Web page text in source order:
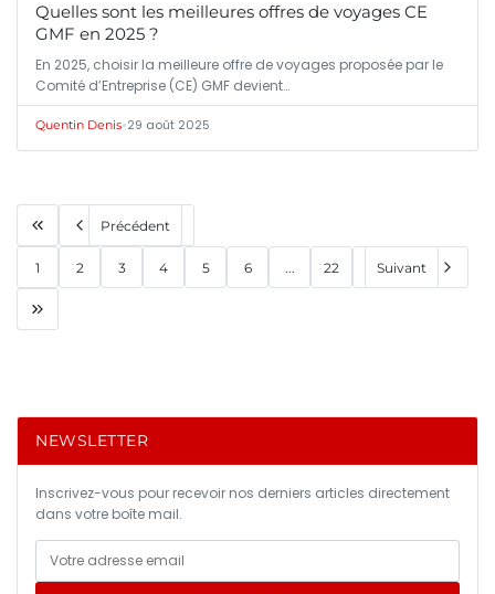
Quelles sont les meilleures offres de voyages CE
GMF en 2025 ?
En 2025, choisir la meilleure offre de voyages proposée par le
Comité d’Entreprise (CE) GMF devient…
Quentin Denis•29 août 2025
Précédent
1 2 3 4 5 6 ... 22 Suivant
NEWSLETTER
Inscrivez-vous pour recevoir nos derniers articles directement
dans votre boîte mail.